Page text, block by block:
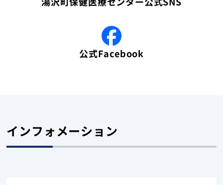
公式Facebook
インフォメーション